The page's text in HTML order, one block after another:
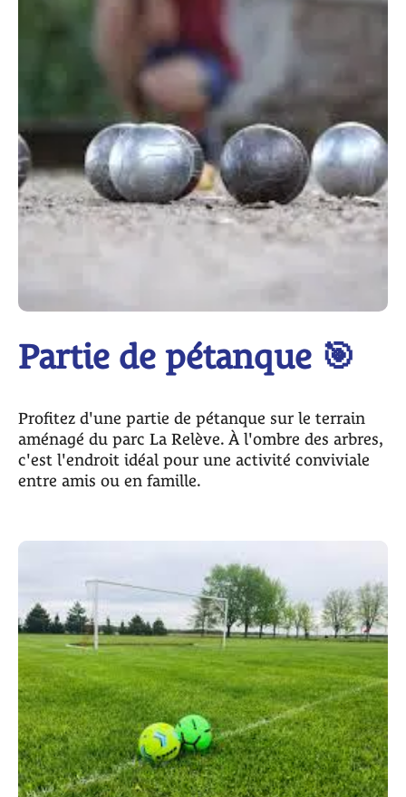
Partie de pétanque 🎯
Profitez d'une partie de pétanque sur le terrain
aménagé du parc La Relève. À l'ombre des arbres,
c'est l'endroit idéal pour une activité conviviale
entre amis ou en famille.​